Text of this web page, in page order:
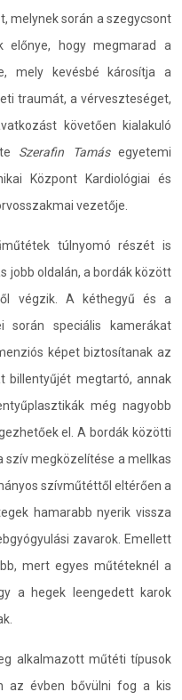
melynek során a szegycsont
előnye, hogy megmarad a
mely kevésbé károsítja a
traumát, a vérveszteséget,
követően kialakuló
Szerafin Tamásegyetemi
Központ Kardiológiai és
vezetője.
túlnyomó részét is
jobb oldalán, a bordák között
végzik. A kéthegyű és a
során speciális kamerákat
képet biztosítanak az
billentyűjét megtartó, annak
még nagyobb
el. A bordák közötti
szív megközelítése a mellkas
szívműtéttől eltérően a
hamarabb nyerik vissza
zavarok. Emellett
mert egyes műtéteknél a
a hegek leengedett karok
alkalmazott műtéti típusok
az évben bővülni fog a kis